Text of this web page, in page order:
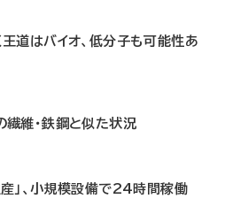
道はバイオ、低分子も可能性あ
維・鉄鋼と似た状況
」、小規模設備で24時間稼働